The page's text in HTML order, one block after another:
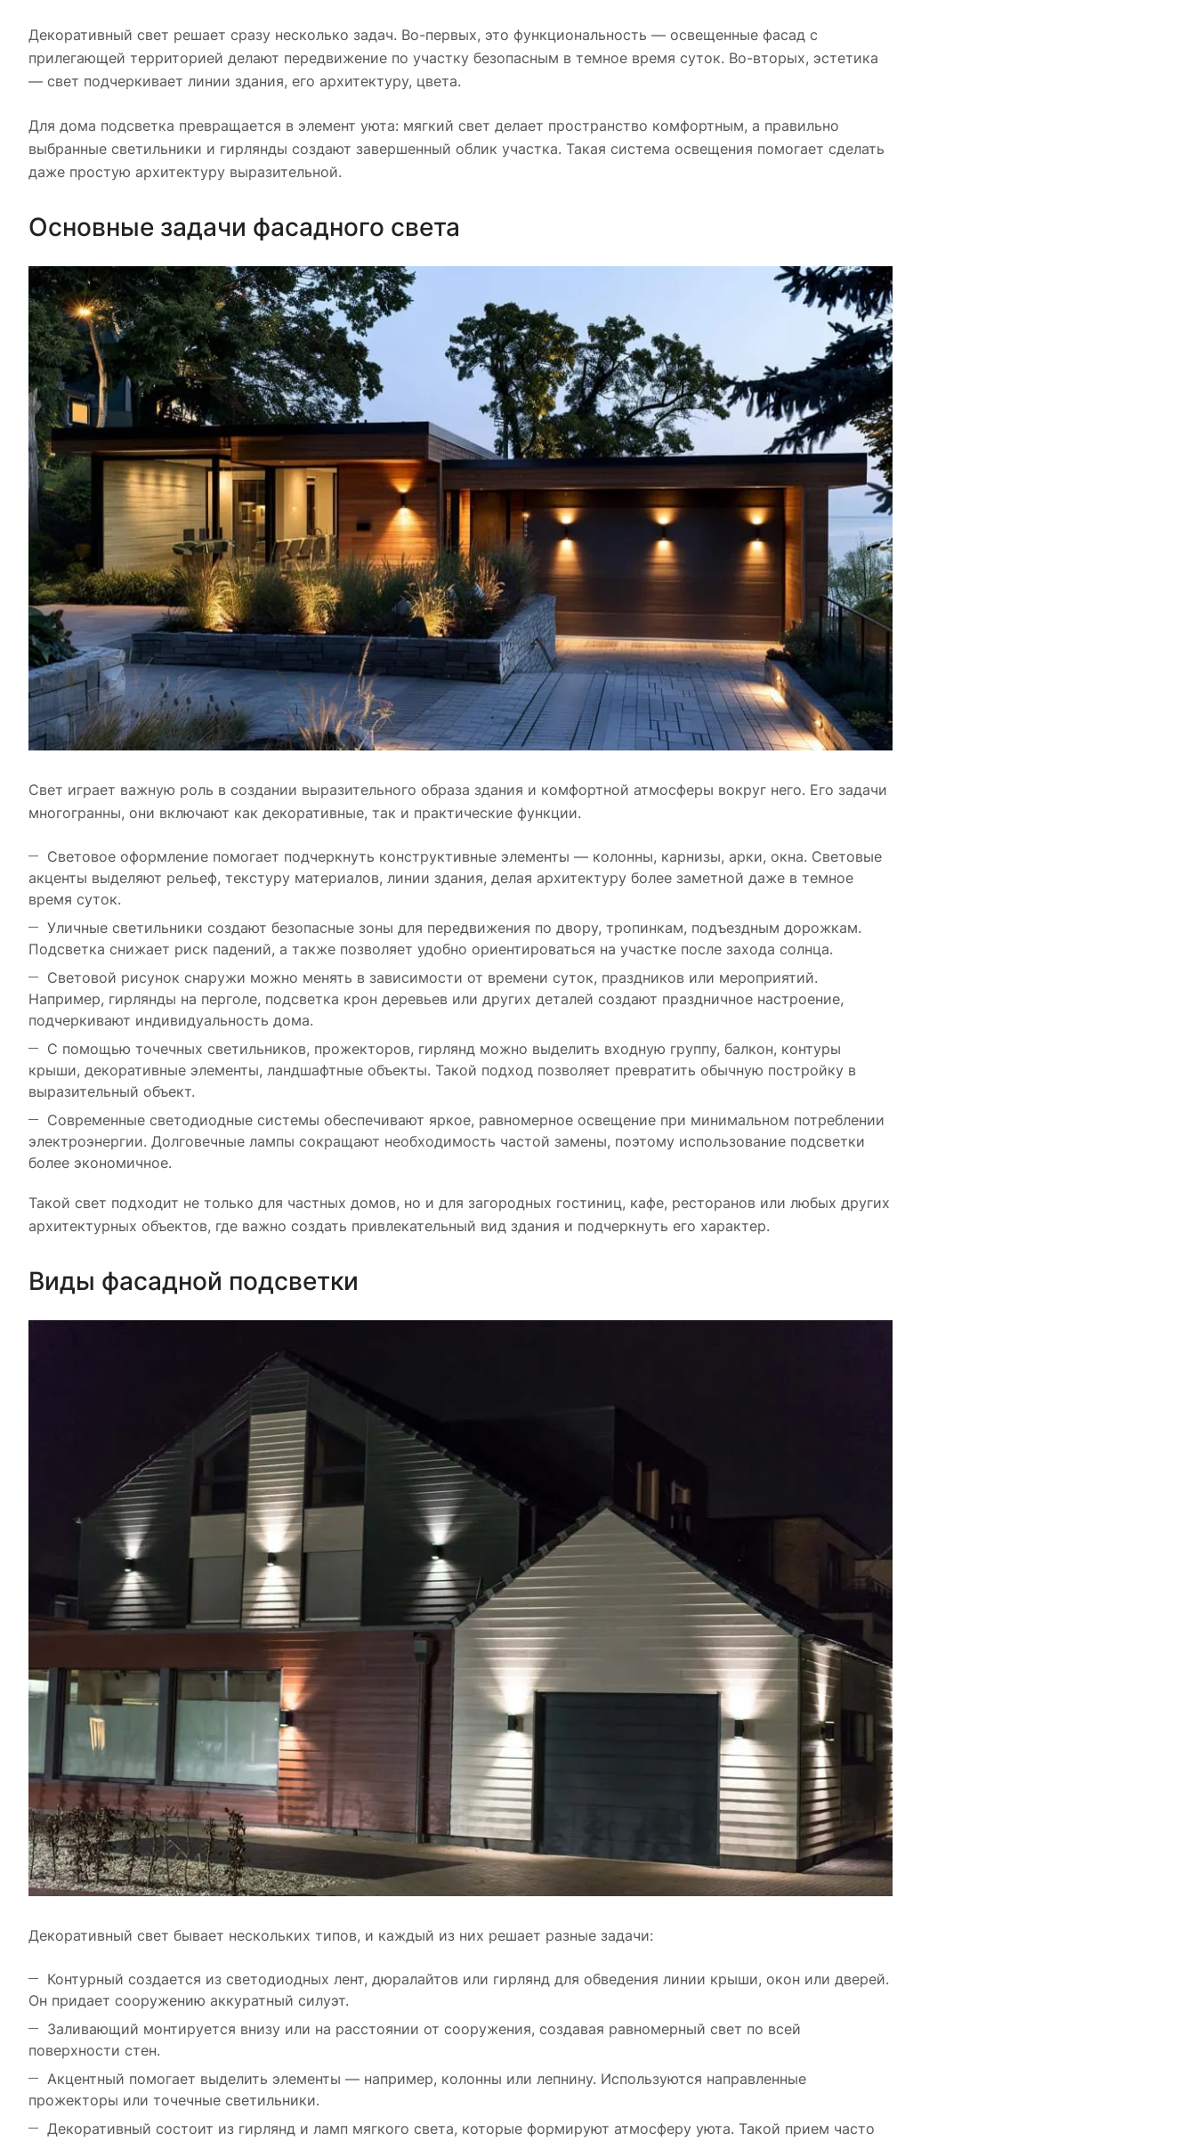
Декоративный свет решает сразу несколько задач. Во-первых, это функциональность — освещенные фасад с
прилегающей территорией делают передвижение по участку безопасным в темное время суток. Во-вторых, эстетика
— свет подчеркивает линии здания, его архитектуру, цвета.
Для дома подсветка превращается в элемент уюта: мягкий свет делает пространство комфортным, а правильно
выбранные светильники и гирлянды создают завершенный облик участка. Такая система освещения помогает сделать
даже простую архитектуру выразительной.
Основные задачи фасадного света
Свет играет важную роль в создании выразительного образа здания и комфортной атмосферы вокруг него. Его задачи
многогранны, они включают как декоративные, так и практические функции.
Световое оформление помогает подчеркнуть конструктивные элементы — колонны, карнизы, арки, окна. Световые
акценты выделяют рельеф, текстуру материалов, линии здания, делая архитектуру более заметной даже в темное
время суток.
Уличные светильники создают безопасные зоны для передвижения по двору, тропинкам, подъездным дорожкам.
Подсветка снижает риск падений, а также позволяет удобно ориентироваться на участке после захода солнца.
Световой рисунок снаружи можно менять в зависимости от времени суток, праздников или мероприятий.
Например, гирлянды на перголе, подсветка крон деревьев или других деталей создают праздничное настроение,
подчеркивают индивидуальность дома.
С помощью точечных светильников, прожекторов, гирлянд можно выделить входную группу, балкон, контуры
крыши, декоративные элементы, ландшафтные объекты. Такой подход позволяет превратить обычную постройку в
выразительный объект.
Современные светодиодные системы обеспечивают яркое, равномерное освещение при минимальном потреблении
электроэнергии. Долговечные лампы сокращают необходимость частой замены, поэтому использование подсветки
более экономичное.
Такой свет подходит не только для частных домов, но и для загородных гостиниц, кафе, ресторанов или любых других
архитектурных объектов, где важно создать привлекательный вид здания и подчеркнуть его характер.
Виды фасадной подсветки
Декоративный свет бывает нескольких типов, и каждый из них решает разные задачи:
Контурный создается из светодиодных лент, дюралайтов или гирлянд для обведения линии крыши, окон или дверей.
Он придает сооружению аккуратный силуэт.
Заливающий монтируется внизу или на расстоянии от сооружения, создавая равномерный свет по всей
поверхности стен.
Акцентный помогает выделить элементы — например, колонны или лепнину. Используются направленные
прожекторы или точечные светильники.
Декоративный состоит из гирлянд и ламп мягкого света, которые формируют атмосферу уюта. Такой прием часто